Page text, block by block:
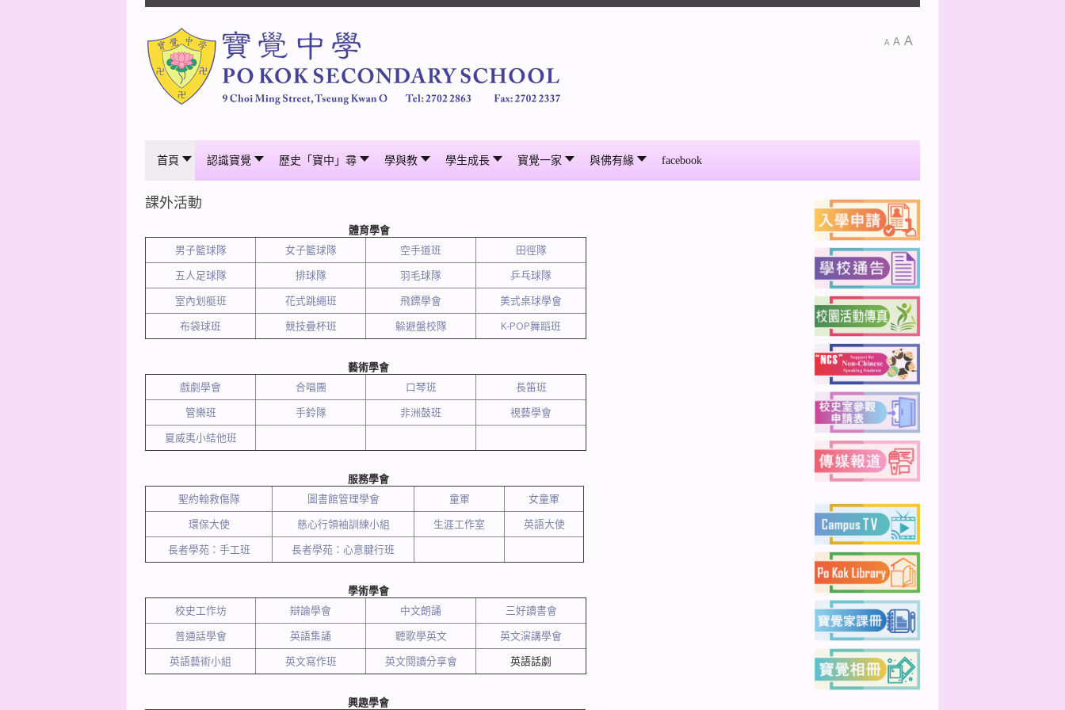
A A A
首頁 認識寶覺 歷史「寶中」尋 學與教 學生成長 寳覺一家 與佛有緣 facebook
課外活動
體育學會
男子籃球隊
女子籃球隊 空手道班
田徑隊
五人足球隊
排球隊 羽毛球隊
乒乓球隊
室內划艇班
花式跳繩班 飛鏢學會
美式桌球學會
布袋球班
競技疊杯班 躲避盤校隊 K-POP舞蹈班
藝術學會
戲劇學會
合唱團 口琴班
長笛班
管樂班
手鈴隊 非洲鼓班
視藝學會
夏威夷小結他班
服務學會
聖約翰救傷隊
圖書館管理學會 童軍
女童軍
環保大使
慈心行領袖訓練小組 生涯工作室
英語大使
長者學苑：手工班
長者學苑：心意腱行班
學術學會
校史工作坊
辯論學會 中文朗誦
三好讀書會
普通話學會
英語集誦 聽歌學英文
英文演講學會
英語藝術小組
英文寫作班 英文閱讀分享會 英語話劇
興趣學會